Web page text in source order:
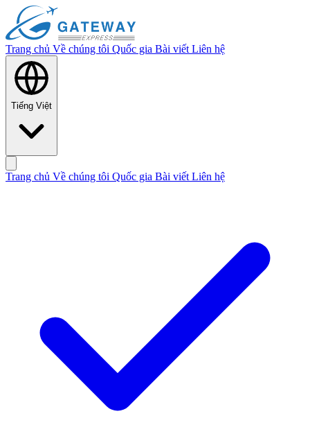
Trang chủ Về chúng tôi Quốc gia Bài viết Liên hệ
Tiếng Việt
Trang chủ Về chúng tôi Quốc gia Bài viết Liên hệ